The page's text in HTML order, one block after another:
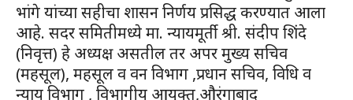
भांगे यांच्या सहीचा शासन निर्णय प्रसिद्ध करण्यात आला
आहे. सदर समितीमध्ये मा. न्यायमूर्ती श्री. संदीप शिंदे
(निवृत्त) हे अध्यक्ष असतील तर अपर मुख्य सचिव
(महसूल), महसूल व वन विभाग ,प्रधान सचिव, विधि व
न्याय विभाग , विभागीय आयुक्त,औरंगाबाद